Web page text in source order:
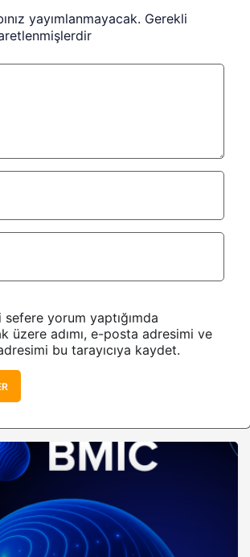
yayımlanmayacak. Gerekli
sefere yorum yaptığımda
üzere adımı, e-posta adresimi ve
bu tarayıcıya kaydet.